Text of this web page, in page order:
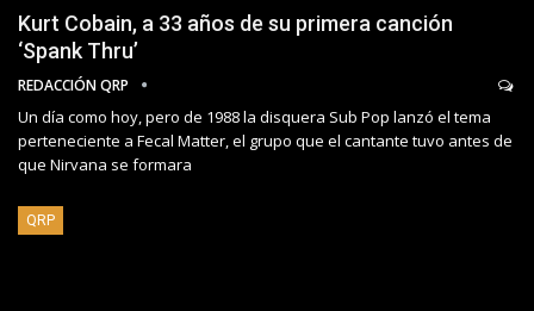
Kurt Cobain, a 33 años de su primera canción
‘Spank Thru’
REDACCIÓN QRP
Un día como hoy, pero de 1988 la disquera Sub Pop lanzó el tema
perteneciente a Fecal Matter, el grupo que el cantante tuvo antes de
que Nirvana se formara
QRP